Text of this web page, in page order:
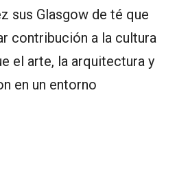
sus Glasgow de té que
contribución a la cultura
el arte, la arquitectura y
en un entorno